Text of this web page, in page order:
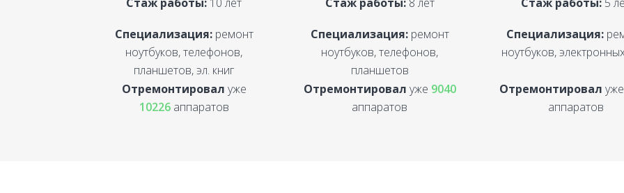
Специализация:ремонт
ноутбуков, телефонов,
планшетов, эл. книг
Отремонтировал уже
10226аппаратов
Специализация:ремонт
ноутбуков, телефонов,
планшетов
Отремонтировал уже 9040
аппаратов
Специализация:
ноутбуков,
Отремонтировал
аппаратов